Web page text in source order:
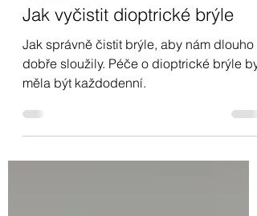
3. 10. 2024 Minut čtení: 3
Péče o brýle
Jak vyčistit dioptrické brýle
dobře sloužily. Péče o dioptrické brýle by
měla být každodenní.